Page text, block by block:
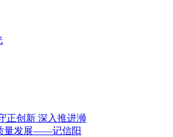
正创新 深入推进浉
量发展——记信阳